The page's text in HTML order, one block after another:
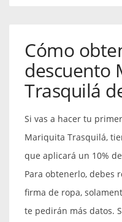
Cómo
descuento
Trasquilá
Si vas a hacer tu
Mariquita Trasquilá,
que aplicará un 10%
Para obtenerlo, debes
firma de ropa,
te pedirán más datos.